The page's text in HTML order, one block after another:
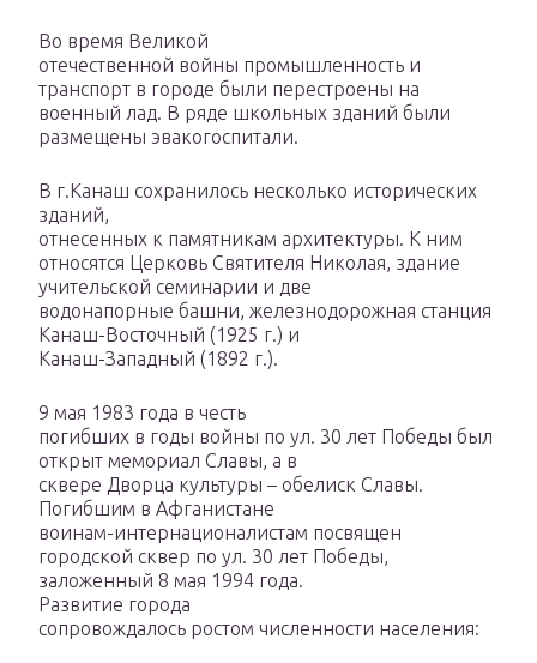
Во время Великой
отечественной войны промышленность и
транспорт в городе были перестроены на
военный лад. В ряде школьных зданий были
размещены эвакогоспитали.
В г.Канаш сохранилось несколько исторических
зданий,
отнесенных к памятникам архитектуры. К ним
относятся Церковь Святителя Николая, здание
учительской семинарии и две
водонапорные башни, железнодорожная станция
Канаш-Восточный (1925 г.) и
Канаш-Западный (1892 г.).
9 мая 1983 года в честь
погибших в годы войны по ул. 30 лет Победы был
открыт мемориал Славы, а в
сквере Дворца культуры – обелиск Славы.
Погибшим в Афганистане
воинам-интернационалистам посвящен
городской сквер по ул. 30 лет Победы,
заложенный 8 мая 1994 года.
Развитие города
сопровождалось ростом численности населения: